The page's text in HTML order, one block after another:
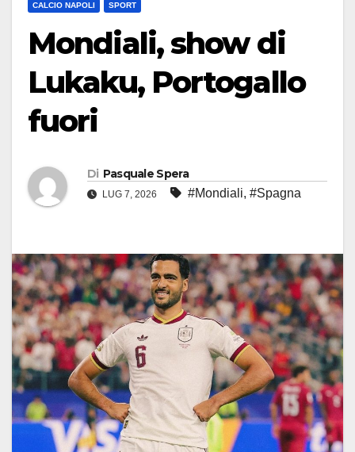
CALCIO NAPOLI SPORT
Mondiali, show di
Lukaku, Portogallo
fuori
Di Pasquale Spera
LUG 7, 2026 #Mondiali, #Spagna